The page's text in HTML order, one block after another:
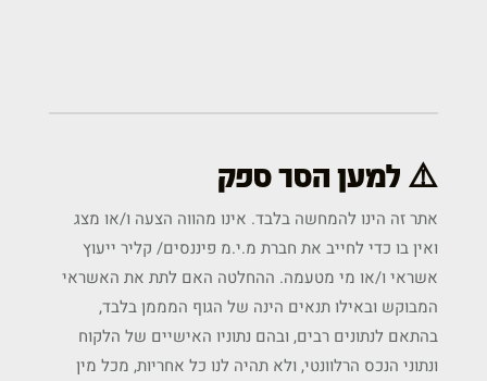
⚠️ למען הסר ספק
אתר זה הינו להמחשה בלבד. אינו מהווה הצעה ו/או מצג
ואין בו כדי לחייב את חברת מ.י.מ פיננסים/ קליר ייעוץ
אשראי ו/או מי מטעמה. ההחלטה האם לתת את האשראי
המבוקש ובאילו תנאים הינה של הגוף המממן בלבד,
בהתאם לנתונים רבים, ובהם נתוניו האישיים של הלקוח
ונתוני הנכס הרלוונטי, ולא תהיה לנו כל אחריות, מכל מין